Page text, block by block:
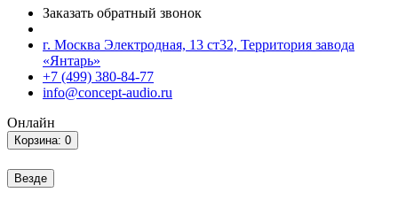
Заказать обратный звонок
г. Москва Электродная, 13 ст32, Территория завода
«Янтарь»
+7 (499) 380-84-77
info@concept-audio.ru
Онлайн
Корзина: 0
Везде